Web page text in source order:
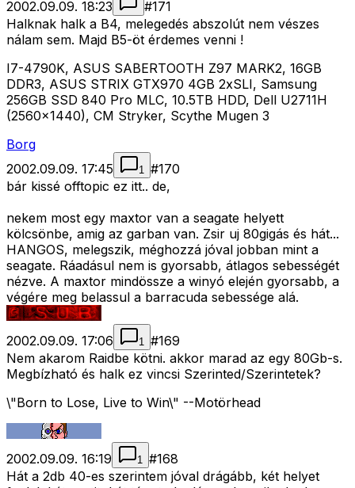
2002.09.09. 18:23 #171
Halknak halk a B4, melegedés abszolút nem vészes
nálam sem. Majd B5-öt érdemes venni !
I7-4790K, ASUS SABERTOOTH Z97 MARK2, 16GB
DDR3, ASUS STRIX GTX970 4GB 2xSLI, Samsung
256GB SSD 840 Pro MLC, 10.5TB HDD, Dell U2711H
(2560x1440), CM Stryker, Scythe Mugen 3
Borg
2002.09.09. 17:45
1 #170
bár kissé offtopic ez itt.. de,
nekem most egy maxtor van a seagate helyett
kölcsönbe, amig az garban van. Zsir uj 80gigás és hát...
HANGOS, melegszik, méghozzá jóval jobban mint a
seagate. Ráadásul nem is gyorsabb, átlagos sebességét
nézve. A maxtor mindössze a winyó elején gyorsabb, a
végére meg belassul a barracuda sebessége alá.
2002.09.09. 17:06 1 #169
Nem akarom Raidbe kötni. akkor marad az egy 80Gb-s.
Megbízható és halk ez vincsi Szerinted/Szerintetek?
\"Born to Lose, Live to Win\" --Motörhead
2002.09.09. 16:19 1 #168
Hát a 2db 40-es szerintem jóval drágább, két helyet